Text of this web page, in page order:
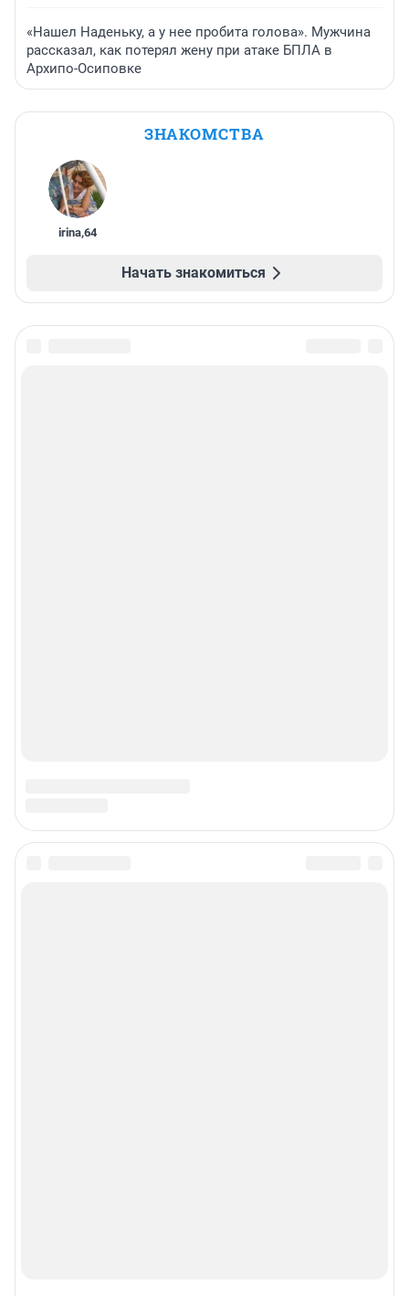
«Нашел Наденьку, а у нее пробита голова». Мужчина
рассказал, как потерял жену при атаке БПЛА в
Архипо-Осиповке
ЗНАКОМСТВА
irina,64
Начать знакомиться